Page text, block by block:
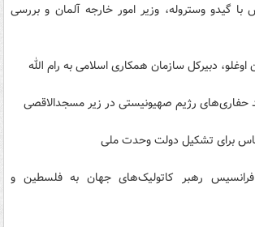
با گیدو وستروله، وزیر امور خارجه آلمان و بررسی
فرانسیس رهبر کاتولیک‌های جهان به فلسطین و